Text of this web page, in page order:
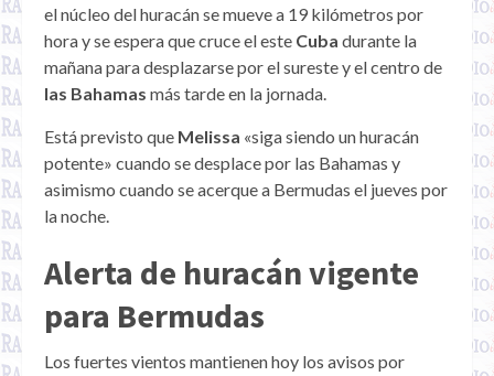
el núcleo del huracán se mueve a 19 kilómetros por
hora y se espera que cruce el este Cuba durante la
mañana para desplazarse por el sureste y el centro de
las Bahamas más tarde en la jornada.
Está previsto que Melissa «siga siendo un huracán
potente» cuando se desplace por las Bahamas y
asimismo cuando se acerque a Bermudas el jueves por
la noche.
Alerta de huracán vigente
para Bermudas
Los fuertes vientos mantienen hoy los avisos por